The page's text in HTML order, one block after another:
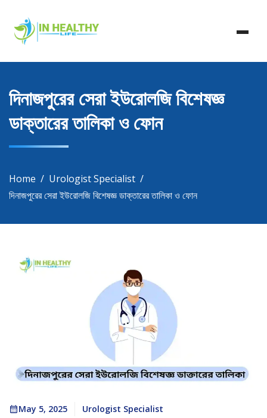
content
In Healthy Life
In Healthy Life, Healthy Life, Health Life, Doctor List,
Doctor Listing
দিনাজপুরের সেরা ইউরোলজি বিশেষজ্ঞ
ডাক্তারের তালিকা ও ফোন
Home
Urologist Specialist
দিনাজপুরের সেরা ইউরোলজি বিশেষজ্ঞ ডাক্তারের তালিকা ও ফোন
May 5, 2025 Urologist Specialist